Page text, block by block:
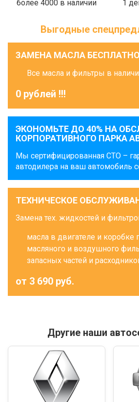
более 4000 в наличии
1
Выгодные
ЗАМЕНА МАСЛА БЕСПЛАТНО
Все масла и фильтры в
0 рублей !!!
ЭКОНОМЬТЕ ДО 40% НА
КОРПОРАТИВНОГО ПАРКА
Мы сертифицированная СТО –
автодилера на ваш автомобиль
ТЕХНИЧЕСКОЕ
Замена тех. жидкостей и
масла в двигателе и коробке
масляного и воздушного
запасных частей и
от 3 690 руб.
Другие наши